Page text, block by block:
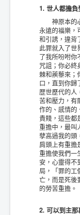
1. 世人都擔負
神原本的心
永遠的福樂，
和引誘，違背
此罪就入了世
了我所吩咐你
咒詛；你必終
棘和蒺藜來；
口，直到你歸
歴世歷代的人
苦和壓力，有
作的、感情的
貴賤，這些都
重擔中，最叫
孽高過我的頭
肩頭上有重擔
重擔使我們一
安，心靈得不
局，「罪的工
亡，而是死後
的勞苦重擔。
2. 可以到主那